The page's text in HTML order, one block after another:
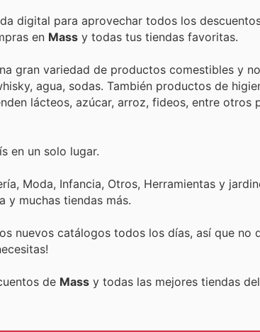
digital para aprovechar todos los
en Mass y todas tus tiendas favoritas.
gran variedad de productos comestibles y
agua, sodas. También productos de
lácteos, azúcar, arroz, fideos, entre otros
en un solo lugar.
Moda, Infancia, Otros, Herramientas y
y muchas tiendas más.
nuevos catálogos todos los días, así que no
de Mass y todas las mejores tiendas